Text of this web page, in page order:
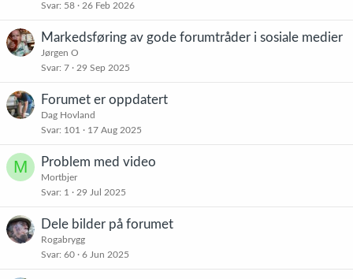
Svar 58 26 Feb 2026
Markedsføring av gode forumtråder i sosiale medier
Jørgen O
Svar 7 29 Sep 2025
Forumet er oppdatert
Dag Hovland
Svar 101 17 Aug 2025
M Problem med video
Mortbjer
Svar 1 29 Jul 2025
Dele bilder på forumet
Rogabrygg
Svar 60 6 Jun 2025